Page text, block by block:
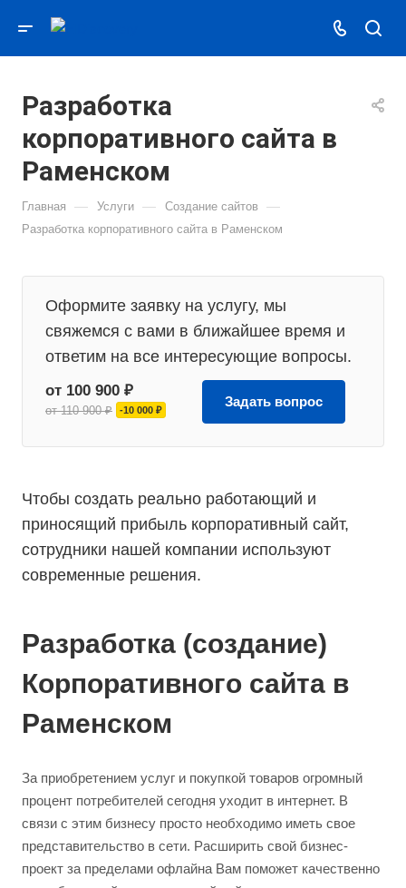
Разработка
корпоративного сайта в
Раменском
Главная — Услуги — Создание сайтов —
Разработка корпоративного сайта в Раменском
Оформите заявку на услугу, мы
свяжемся с вами в ближайшее время и
ответим на все интересующие вопросы.
от 100 900 ₽
от 110 900 ₽ -10 000 ₽
Задать вопрос
Чтобы создать реально работающий и
приносящий прибыль корпоративный сайт,
сотрудники нашей компании используют
современные решения.
Разработка (создание)
Корпоративного сайта в
Раменском
За приобретением услуг и покупкой товаров огромный
процент потребителей сегодня уходит в интернет. В
связи с этим бизнесу просто необходимо иметь свое
представительство в сети. Расширить свой бизнес-
проект за пределами офлайна Вам поможет качественно